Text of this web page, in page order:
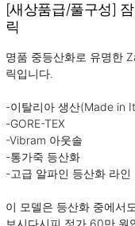
[새상품급/풀구성]
릭
명품 중등산화로 유명한
릭입니다.
-이탈리아 생산(Made in
-GORE-TEX
-Vibram 아웃솔
-통가죽 등산화
-고급 알파인 등산화 라인
이 모델은 등산화 중에서
보시다시피 정가 60만 원